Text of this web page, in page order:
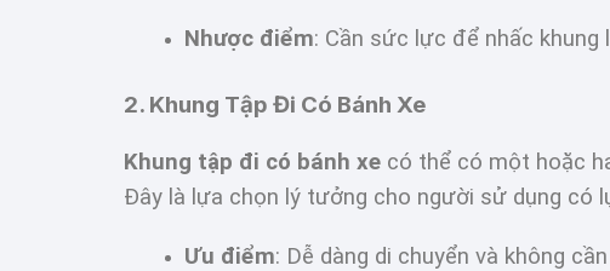
Nhược điểm: Cần sức lực để nhấc khung
2. Khung Tập Đi Có Bánh Xe
Khung tập đi có bánh xe có thể có một hoặc
Đây là lựa chọn lý tưởng cho người sử dụng có
Ưu điểm: Dễ dàng di chuyển và không